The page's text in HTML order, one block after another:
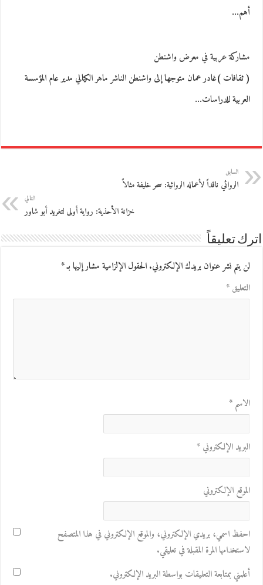
أهم…
مشاركة عربية في معرض واشنطن
( ثقافات )غادر عمان متوجها إلى واشنطن الناشر ماهر الكيالي مدير عام المؤسسة
العربية للدراسات…
السابق
الروائي ناقداً لأعماله الروائية: سحر خليفة مثالاً
التالي
خزانة الأحذية: رواية أولى لتغريد أبو شاور
اترك تعليقاً
لن يتم نشر عنوان بريدك الإلكتروني.الحقول الإلزامية مشار إليها بـ*
التعليق*
الاسم*
البريد الإلكتروني*
الموقع الإلكتروني
احفظ اسمي، بريدي الإلكتروني، والموقع الإلكتروني في هذا المتصفح
لاستخدامها المرة المقبلة في تعليقي.
أعلمني بمتابعة التعليقات بواسطة البريد الإلكتروني.